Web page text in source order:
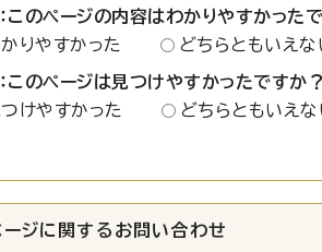
このページの内容はわかりやすかった
りやすかった
どちらともいえ
このページは見つけやすかったですか？
つけやすかった
どちらともいえ
ージに関する お問い合わせ